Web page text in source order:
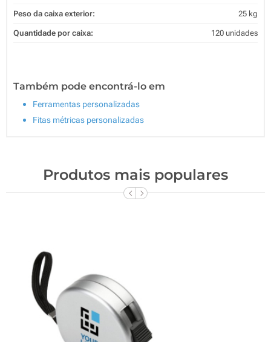
Peso da caixa exterior: 25 kg
Quantidade por caixa: 120 unidades
Também pode encontrá-lo em
Ferramentas personalizadas
Fitas métricas personalizadas
Produtos mais populares